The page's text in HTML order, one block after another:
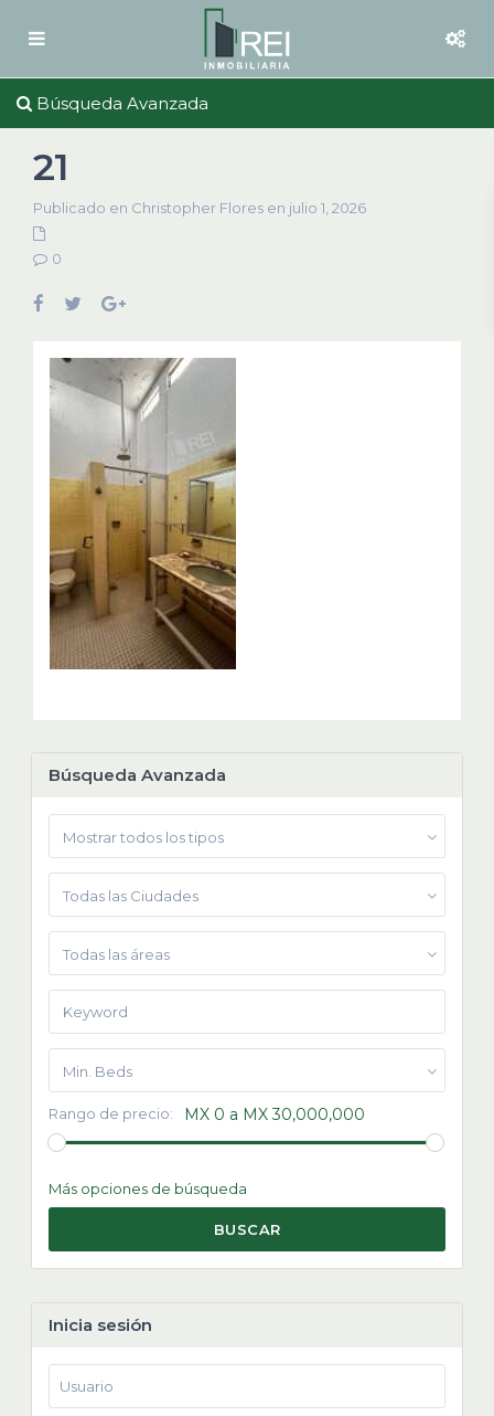
Búsqueda Avanzada
21
Publicado en Christopher Flores en julio 1, 2026
0
Búsqueda Avanzada
Mostrar todos los tipos
Todas las Ciudades
Todas las áreas
Min. Beds
Rango de precio: MX 0 a MX 30,000,000
Más opciones de búsqueda
BUSCAR
Inicia sesión